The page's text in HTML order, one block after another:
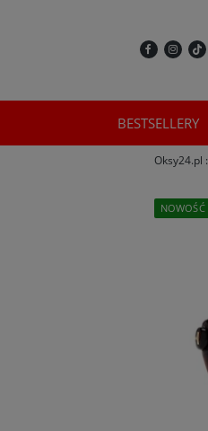
BESTSELLERY
Oksy24.pl :
NOWOŚĆ